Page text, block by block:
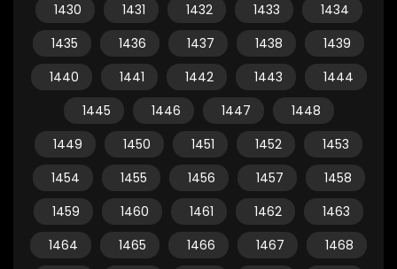
1430
1431 1432 1433
1434
1435
1436 1437 1438
1439
1440
1441 1442 1443
1444
1445
1446 1447
1448
1449
1450 1451 1452
1453
1454
1455 1456 1457
1458
1459
1460 1461 1462
1463
1464
1465 1466 1467
1468